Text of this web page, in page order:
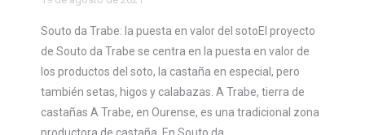
Souto da Trabe: la puesta en valor del sotoEl proyecto
de Souto da Trabe se centra en la puesta en valor de
los productos del soto, la castaña en especial, pero
también setas, higos y calabazas. A Trabe, tierra de
castañas A Trabe, en Ourense, es una tradicional zona